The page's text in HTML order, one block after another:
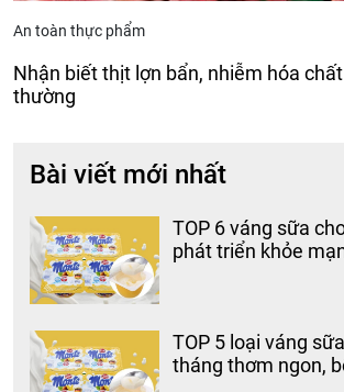
An toàn thực phẩm
Nhận biết thịt lợn bẩn, nhiễm hóa
thường
Bài viết mới nhất
TOP 6 váng sữa
phát triển khỏe
TOP 5 loại váng
tháng thơm ngon,